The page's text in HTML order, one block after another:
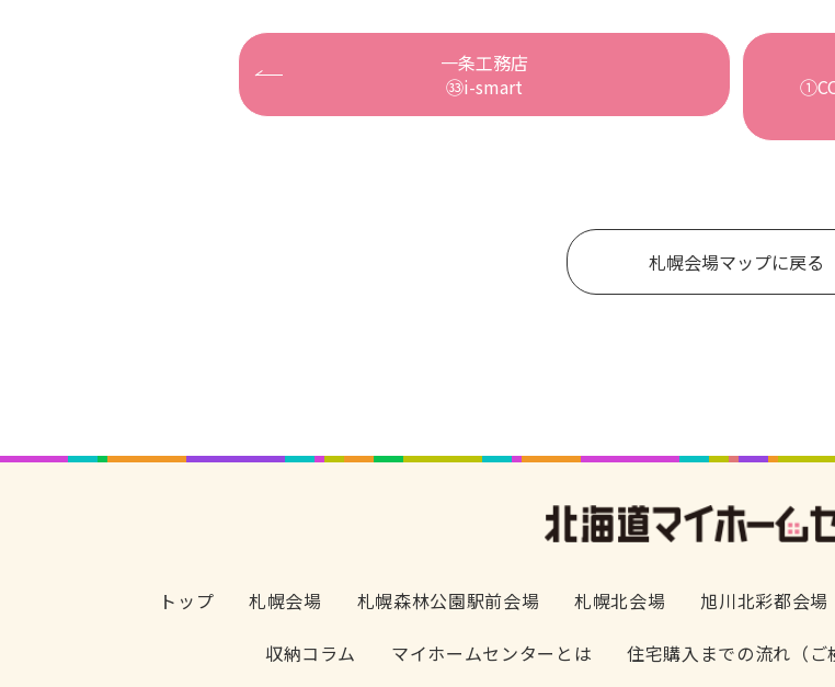
一条工務店
㉝i-smart
札幌会場マップに戻る
トップ 札幌会場 札幌森林公園駅前会場 札幌北会場 旭川北彩都会場
収納コラム
マイホームセンターとは 住宅購入までの流れ（ご